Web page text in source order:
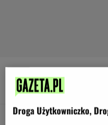
Posiadanie piłki: Lille: 54%,
Droga Użytkowniczko,